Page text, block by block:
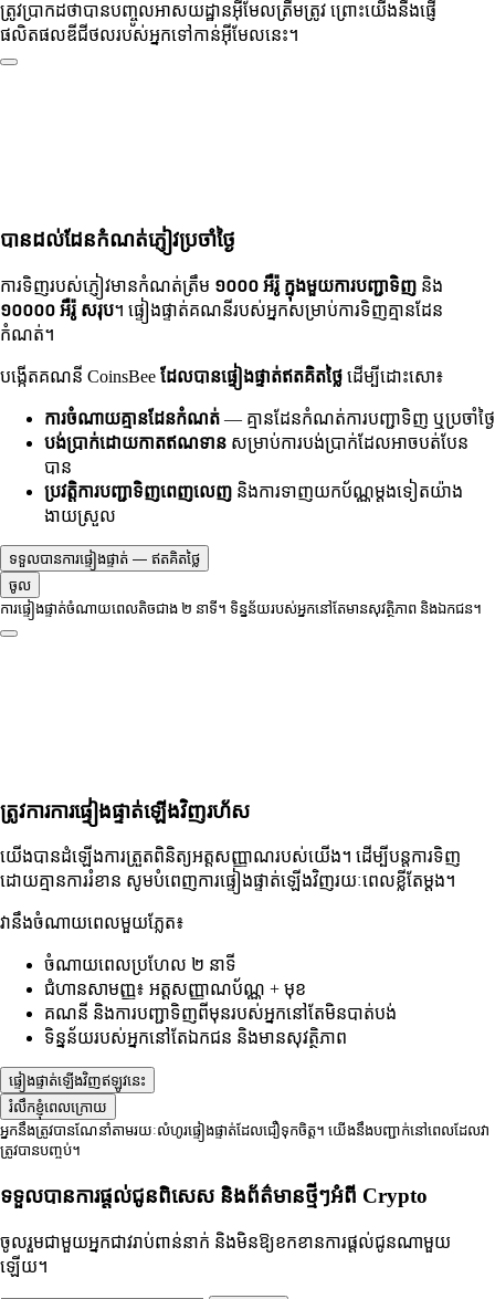
ត្រូវប្រាកដថាបានបញ្ចូលអាសយដ្ឋានអ៊ីមែលត្រឹមត្រូវ ព្រោះយើងនឹងផ្ញើ
ផលិតផលឌីជីថលរបស់អ្នកទៅកាន់អ៊ីមែលនេះ។
បានដល់ដែនកំណត់ភ្ញៀវប្រចាំថ្ងៃ
ការទិញរបស់ភ្ញៀវមានកំណត់ត្រឹម ១០០០ អឺរ៉ូ ក្នុងមួយការបញ្ជាទិញ និង
១០០០០ អឺរ៉ូ សរុប។ ផ្ទៀងផ្ទាត់គណនីរបស់អ្នកសម្រាប់ការទិញគ្មានដែន
កំណត់។
បង្កើតគណនី CoinsBee ដែលបានផ្ទៀងផ្ទាត់ឥតគិតថ្លៃ ដើម្បីដោះសោ៖
ការចំណាយគ្មានដែនកំណត់ — គ្មានដែនកំណត់ការបញ្ជាទិញ ឬប្រចាំថ្ងៃ
បង់ប្រាក់ដោយកាតឥណទាន សម្រាប់ការបង់ប្រាក់ដែលអាចបត់បែន
បាន
ប្រវត្តិការបញ្ជាទិញពេញលេញ និងការទាញយកប័ណ្ណម្តងទៀតយ៉ាង
ងាយស្រួល
ទទួលបានការផ្ទៀងផ្ទាត់ — ឥតគិតថ្លៃ
ចូល
ការផ្ទៀងផ្ទាត់ចំណាយពេលតិចជាង ២ នាទី។ ទិន្នន័យរបស់អ្នកនៅតែមានសុវត្ថិភាព និងឯកជន។
ត្រូវការការផ្ទៀងផ្ទាត់ឡើងវិញរហ័ស
យើងបានដំឡើងការត្រួតពិនិត្យអត្តសញ្ញាណរបស់យើង។ ដើម្បីបន្តការទិញ
ដោយគ្មានការរំខាន សូមបំពេញការផ្ទៀងផ្ទាត់ឡើងវិញរយៈពេលខ្លីតែម្តង។
វានឹងចំណាយពេលមួយភ្លែត៖
ចំណាយពេលប្រហែល ២ នាទី
ជំហានសាមញ្ញ៖ អត្តសញ្ញាណប័ណ្ណ + មុខ
គណនី និងការបញ្ជាទិញពីមុនរបស់អ្នកនៅតែមិនបាត់បង់
ទិន្នន័យរបស់អ្នកនៅតែឯកជន និងមានសុវត្ថិភាព
ផ្ទៀងផ្ទាត់ឡើងវិញឥឡូវនេះ
រំលឹកខ្ញុំពេលក្រោយ
អ្នកនឹងត្រូវបានណែនាំតាមរយៈលំហូរផ្ទៀងផ្ទាត់ដែលជឿទុកចិត្ត។ យើងនឹងបញ្ជាក់នៅពេលដែលវា
ត្រូវបានបញ្ចប់។
ទទួលបានការផ្តល់ជូនពិសេស និងព័ត៌មានថ្មីៗអំពី Crypto
ចូលរួមជាមួយអ្នកជាវរាប់ពាន់នាក់ និងមិនឱ្យខកខានការផ្តល់ជូនណាមួយ
ឡើយ។